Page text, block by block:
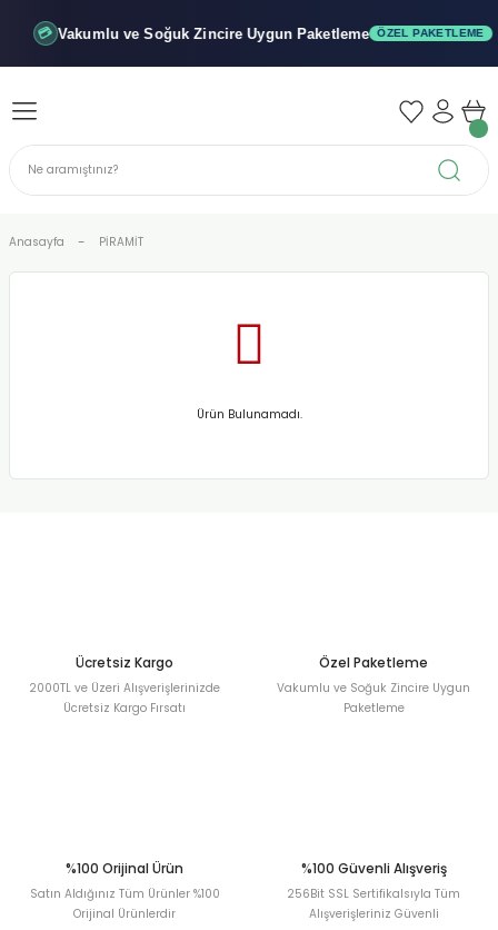
💳 Vakumlu ve SoğukZincire Uygun Paketleme ÖZEL PAKETLEME
Geri Dön
Geri Dön
Geri Dön
Anasayfa PİRAMİT
Ürün Bulunamadı.
Ücretsiz Kargo
2000TL ve Üzeri Alışverişlerinizde
Ücretsiz Kargo Fırsatı
Özel Paketleme
Vakumlu ve Soğuk Zincire Uygun
Paketleme
%100 Orijinal Ürün
Satın Aldığınız Tüm Ürünler %100
Orijinal Ürünlerdir
%100 Güvenli Alışveriş
256Bit SSL Sertifikalsıyla Tüm
Alışverişleriniz Güvenli